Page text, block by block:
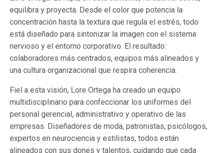
equilibra y proyecta. Desde el color que potencia la
concentración hasta la textura que regula el estrés, todo
está diseñado para sintonizar la imagen con el sistema
nervioso y el entorno corporativo. El resultado:
colaboradores más centrados, equipos más alineados y
una cultura organizacional que respira coherencia.
Fiel a esta visión, Lore Ortega ha creado un equipo
multidisciplinario para confeccionar los uniformes del
personal gerencial, administrativo y operativo de las
empresas. Diseñadores de moda, patronistas, psicólogos,
expertos en neurociencia y estilistas, todos están
alineados con sus dones y talentos, cuidando que cada